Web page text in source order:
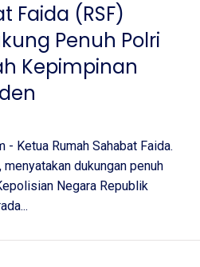
Faida (RSF)
Penuh Polri
Kepimpinan
- Ketua Rumah Sahabat Faida.
dukungan penuh
Negara Republik